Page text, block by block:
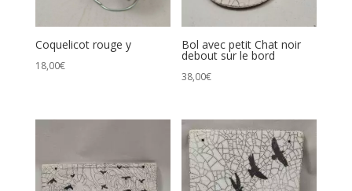
Coquelicot rouge y
18,00€
Bol avec petit Chat noir
debout sur le bord
38,00€